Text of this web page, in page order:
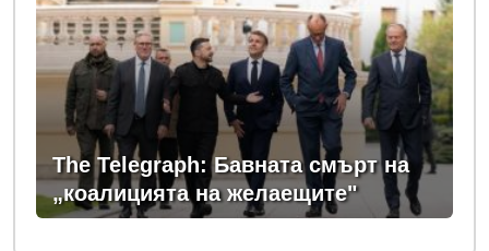
The Telegraph: Бавната смърт на
„коалицията на желаещите"